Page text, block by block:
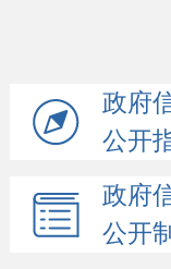
政府
公开
政府
公开